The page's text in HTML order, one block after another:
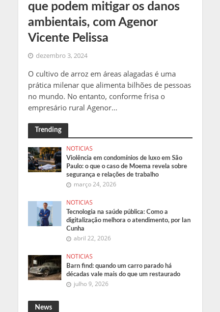
que podem mitigar os danos
ambientais, com Agenor
Vicente Pelissa
dezembro 3, 2024
O cultivo de arroz em áreas alagadas é uma
prática milenar que alimenta bilhões de pessoas
no mundo. No entanto, conforme frisa o
empresário rural Agenor...
Trending
NOTICIAS
Violência em condomínios de luxo em São
Paulo: o que o caso de Moema revela sobre
segurança e relações de trabalho
março 24, 2026
NOTICIAS
Tecnologia na saúde pública: Como a
digitalização melhora o atendimento, por Ian
Cunha
abril 22, 2026
NOTICIAS
Barn find: quando um carro parado há
décadas vale mais do que um restaurado
julho 9, 2026
News